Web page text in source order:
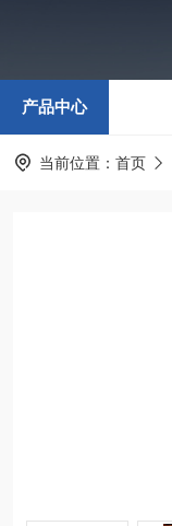
产品中心
当前位置： 首页